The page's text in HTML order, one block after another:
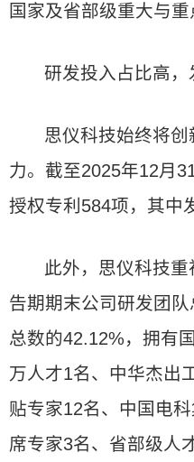
国家及省部级重大与重
研发投入占比高，
思仪科技始终将
力。截至2025年12月
授权专利584项，其中
此外，思仪科技
告期期末公司研发团
总数的42.12%，拥有
万人才1名、中华杰出
贴专家12名、中国电
席专家3名、省部级人